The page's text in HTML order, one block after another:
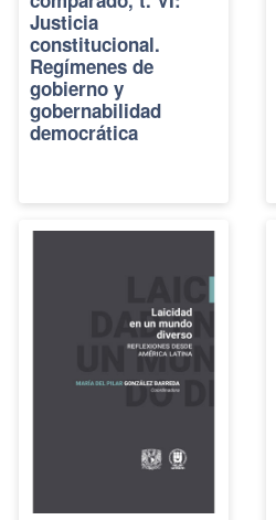
Justicia
constitucional.
Regímenes de
gobierno y
gobernabilidad
democrática